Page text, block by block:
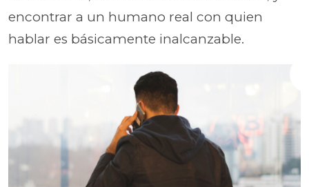
encontrar a un humano real con quien
hablar es básicamente inalcanzable.